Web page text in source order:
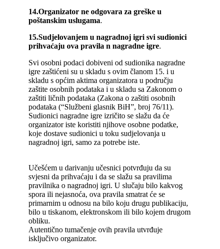
14.Organizator ne odgovara za greške u
poštanskim uslugama.
15.Sudjelovanjem u nagradnoj igri svi sudionici
prihvaćaju ova pravila n nagradne igre.
Svi osobni podaci dobiveni od sudionika nagradne
igre zaštićeni su u skladu s ovim članom 15. i u
skladu s općim aktima organizatora u području
zaštite osobnih podataka i u skladu sa Zakonom o
zaštiti ličnih podataka (Zakona o zaštiti osobnih
podataka (“Službeni glasnik BiH”, broj 76/11).
Sudionici nagradne igre izričito se slažu da će
organizator iste koristiti njihove osobne podatke,
koje dostave sudionici u toku sudjelovanja u
nagradnoj igri, samo za potrebe iste.
Učešćem u darivanju učesnici potvrđuju da su
svjesni da prihvaćaju i da se slažu sa pravilima
pravilnika o nagradnoj igri. U slučaju bilo kakvog
spora ili nejasnoća, ova pravila smatrat će se
primarnim u odnosu na bilo koju drugu publikaciju,
bilo u tiskanom, elektronskom ili bilo kojem drugom
obliku.
Autentično tumačenje ovih pravila utvrđuje
isključivo organizator.